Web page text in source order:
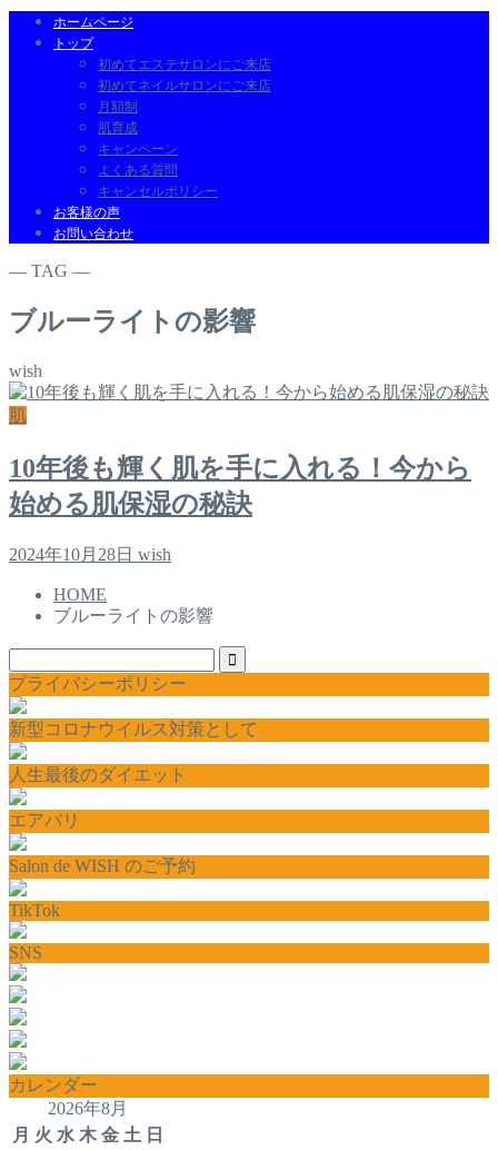
ホームページ
トップ
初めてエステサロンにご来店
初めてネイルサロンにご来店
月額制
肌育成
キャンペーン
よくある質問
キャンセルポリシー
お客様の声
お問い合わせ
― TAG ―
ブルーライトの影響
wish
肌
10年後も輝く肌を手に入れる！今から
始める肌保湿の秘訣
2024年10月28日 wish
HOME
ブルーライトの影響
プライバシーポリシー
新型コロナウイルス対策として
人生最後のダイエット
エアバリ
Salon de WISH のご予約
TikTok
SNS
カレンダー
2026年8月
月 火 水 木 金 土 日